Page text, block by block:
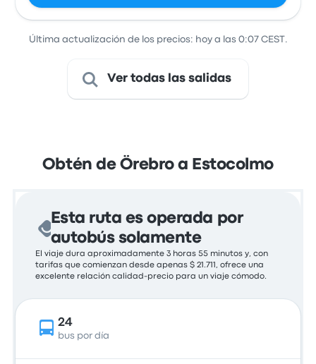
Última actualización de los precios: hoy a las 0:07 CEST.
Ver todas las salidas
Obtén de Örebro a Estocolmo
Esta ruta es operada por
autobús solamente
El viaje dura aproximadamente 3 horas 55 minutos y, con
tarifas que comienzan desde apenas $ 21.711, ofrece una
excelente relación calidad-precio para un viaje cómodo.
24
bus por día